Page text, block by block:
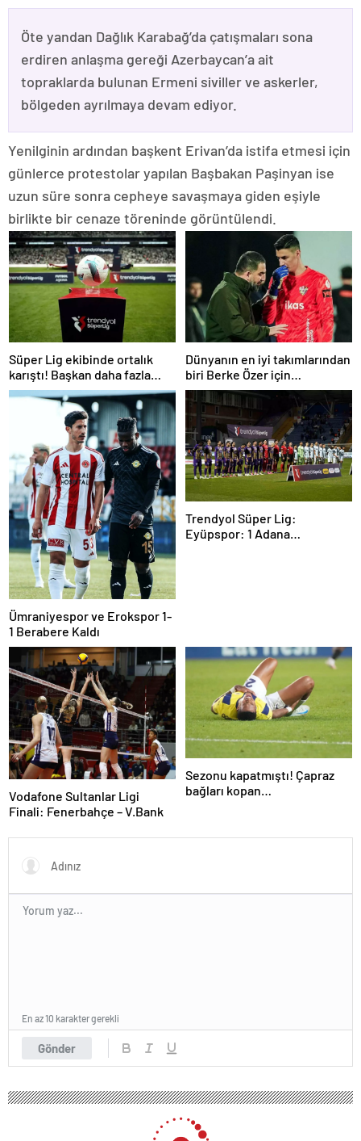
Öte yandan Dağlık Karabağ’da çatışmaları sona
erdiren anlaşma gereği Azerbaycan’a ait
topraklarda bulunan Ermeni siviller ve askerler,
bölgeden ayrılmaya devam ediyor.
Yenilginin ardından başkent Erivan’da istifa etmesi için
günlerce protestolar yapılan Başbakan Paşinyan ise
uzun süre sonra cepheye savaşmaya giden eşiyle
birlikte bir cenaze töreninde görüntülendi.
Süper Lig ekibinde ortalık
karıştı! Başkan daha fazla
dayanamadı
Dünyanın en iyi takımlarından
biri Berke Özer için
İstanbul’da
Ümraniyespor ve Erokspor 1-
1 Berabere Kaldı
Trendyol Süper Lig:
Eyüpspor: 1 Adana
Vodafone Sultanlar Ligi
Finali: Fenerbahçe – V.Bank
Sezonu kapatmıştı! Çapraz
bağları kopan
Gönder
En az 10 karakter gerekli